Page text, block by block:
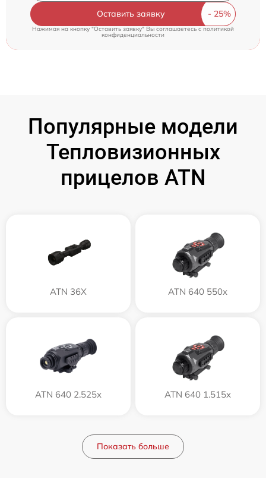
Оставить заявку
Нажимая на кнопку "Оставить заявку" Вы соглашаетесь cполитикой
конфиденциальности
Популярные модели
Тепловизионных
прицелов ATN
ATN 36X ATN 640 550x
ATN 640 2.525x ATN 640 1.515x
Показать больше